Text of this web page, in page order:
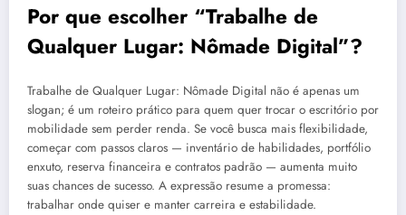
Por que escolher “Trabalhe de
Qualquer Lugar: Nômade Digital”?
Trabalhe de Qualquer Lugar: Nômade Digital não é apenas um
slogan; é um roteiro prático para quem quer trocar o escritório por
mobilidade sem perder renda. Se você busca mais flexibilidade,
começar com passos claros — inventário de habilidades, portfólio
enxuto, reserva financeira e contratos padrão — aumenta muito
suas chances de sucesso. A expressão resume a promessa:
trabalhar onde quiser e manter carreira e estabilidade.